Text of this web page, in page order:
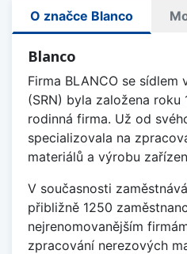
O značce Blanco
Blanco
Firma BLANCO se sídlem
(SRN) byla založena roku
rodinná firma. Už od
specializovala na
materiálů a výrobu
V současnosti
přibližně 1250
nejrenomovanějším
zpracování nerezových